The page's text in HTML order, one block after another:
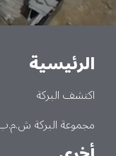
Main
الرئيسية
اكتشف البركة
مجموعة البركة